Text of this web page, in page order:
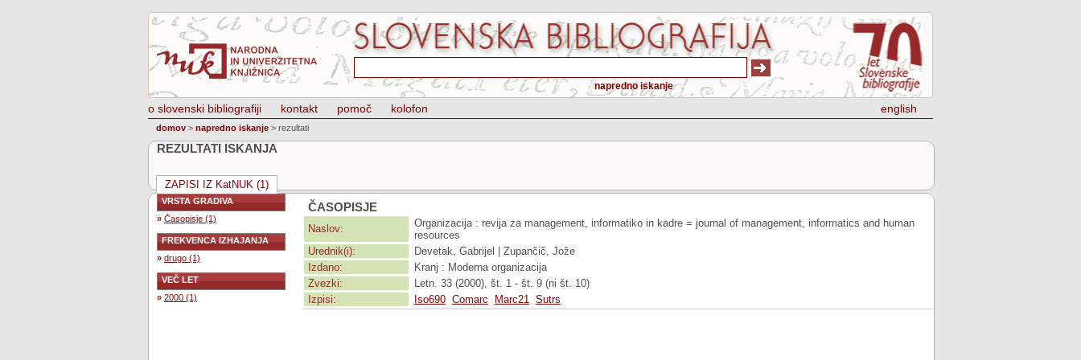
napredno iskanje
o slovenski bibliografiji kontakt pomoč kolofon english
domov > napredno iskanje > rezultati
REZULTATI ISKANJA
ZAPISI IZ KatNUK (1)
VRSTA GRADIVA
» Časopisje (1)
FREKVENCA IZHAJANJA
» drugo (1)
VEČ LET
» 2000 (1)
ČASOPISJE
Naslov:
Organizacija : revija za management, informatiko in kadre = journal of management, informatics and human
resources
Urednik(i):
Devetak, Gabrijel | Zupančič, Jože
Izdano:
Kranj : Moderna organizacija
Zvezki:
Letn. 33 (2000), št. 1 - št. 9 (ni št. 10)
Izpisi:
Iso690 Comarc Marc21 Sutrs